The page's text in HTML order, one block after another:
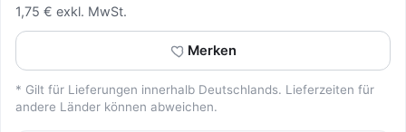
1,75 € exkl. MwSt.
Merken
* Gilt für Lieferungen innerhalb Deutschlands. Lieferzeiten für
andere Länder können abweichen.